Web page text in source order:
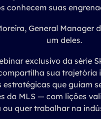
conhecem suas
General Manager
um deles.
exclusivo da série
sua trajetória
estratégicas que guiam
da MLS — com lições
ou quer trabalhar na